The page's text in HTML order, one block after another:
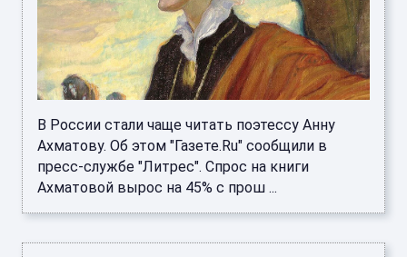
В России стали чаще читать поэтессу Анну
Ахматову. Об этом "Газете.Ru" сообщили в
пресс-службе "Литрес". Спрос на книги
Ахматовой вырос на 45% с прош ...